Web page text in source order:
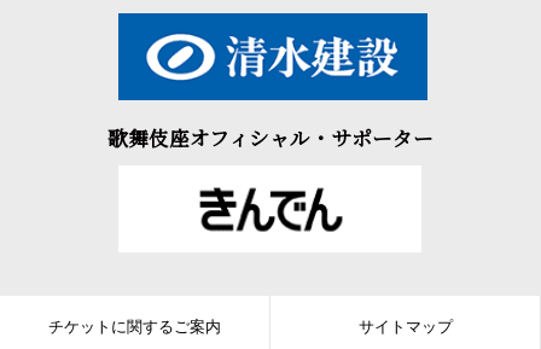
歌舞伎座オフィシャル・サポーター
チケットに関するご案内 サイトマップ